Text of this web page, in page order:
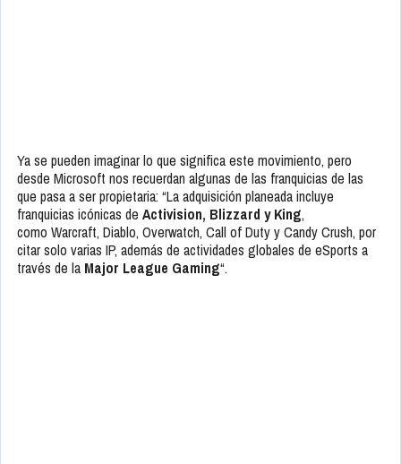
Ya se pueden imaginar lo que significa este movimiento, pero
desde Microsoft nos recuerdan algunas de las franquicias de las
que pasa a ser propietaria: “La adquisición planeada incluye
franquicias icónicas de Activision, Blizzard y King,
como Warcraft, Diablo, Overwatch, Call of Duty y Candy Crush, por
citar solo varias IP, además de actividades globales de eSports a
través de la Major League Gaming“.